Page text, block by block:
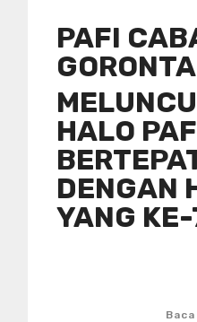
PAFI
HALO
DENGAN
YANG